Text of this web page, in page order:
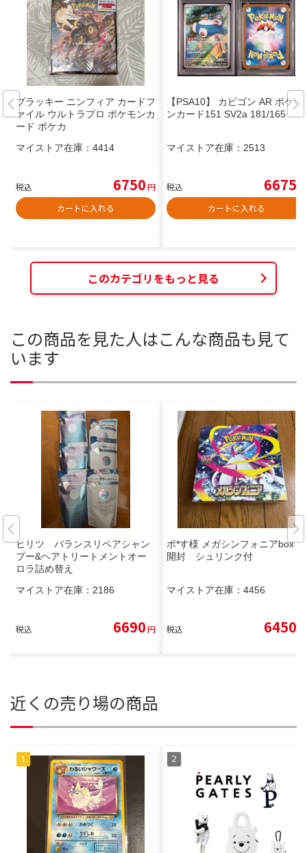
ブラッキー ニンフィア カードフ
ァイル ウルトラプロ ポケモンカ
ード ポケカ
マイストア在庫： 4414
税込 6750円
カートに入れる
【PSA10】 カビゴン AR ポケモ
ンカード151 SV2a 181/165
マイストア在庫： 2513
税込 6675
カートに入れる
このカテゴリをもっと見る
この商品を見た人はこんな商品も見て
います
ヒリツ バランスリペアシャン
プー&ヘアトリートメントオー
ロラ詰め替え
マイストア在庫： 2186
税込 6690円
ポ*す様 メガシンフォニアbox 未
開封 シュリンク付
マイストア在庫： 4456
税込 6450
近くの売り場の商品